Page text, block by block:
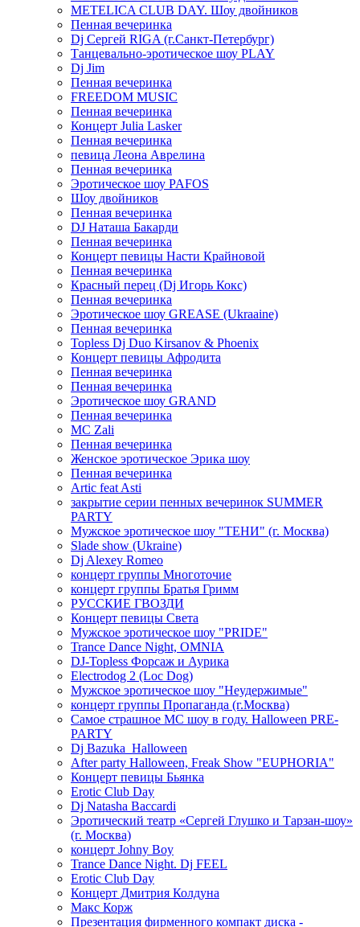
METELICA CLUB DAY. Шоу двойников
Пенная вечеринка
Dj Сергей RIGA (г.Санкт-Петербург)
Танцевально-эротическое шоу PLAY
Dj Jim
Пенная вечеринка
FREEDOM MUSIC
Пенная вечеринка
Концерт Julia Lasker
Пенная вечеринка
певица Леона Аврелина
Пенная вечеринка
Эротическое шоу PAFOS
Шоу двойников
Пенная вечеринка
DJ Наташа Бакарди
Пенная вечеринка
Концерт певицы Насти Крайновой
Пенная вечеринка
Красный перец (Dj Игорь Кокс)
Пенная вечеринка
Эротическое шоу GREASE (Ukraaine)
Пенная вечеринка
Topless Dj Duo Kirsanov & Phoenix
Концерт певицы Афродита
Пенная вечеринка
Пенная вечеринка
Эротическое шоу GRAND
Пенная вечеринка
MC Zali
Пенная вечеринка
Женское эротическое Эрика шоу
Пенная вечеринка
Artic feat Asti
закрытие серии пенных вечеринок SUMMER
PARTY
Мужское эротическое шоу "ТЕНИ" (г. Москва)
Slade show (Ukraine)
Dj Alexey Romeo
концерт группы Многоточие
концерт группы Братья Гримм
РУССКИЕ ГВОЗДИ
Концерт певицы Света
Мужское эротическое шоу "PRIDE"
Trance Dance Night, OMNIA
DJ-Topless Форсаж и Аурика
Electrodog 2 (Loc Dog)
Мужское эротическое шоу "Неудержимые"
концерт группы Пропаганда (г.Москва)
Самое страшное МС шоу в году. Halloween PRE-
PARTY
Dj Bazuka_Halloween
After party Halloween, Freak Show "EUPHORIA"
Концерт певицы Бьянка
Erotic Club Day
Dj Natasha Baccardi
Эротический театр «Сергей Глушко и Тарзан-шоу»
(г. Москва)
концерт Johny Boy
Trance Dance Night. Dj FEEL
Erotic Club Day
Концерт Дмитрия Колдуна
Макс Корж
Презентация фирменного компакт диска -